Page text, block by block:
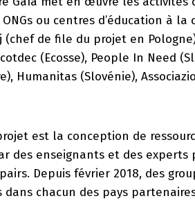
ou centres d’éducation à la
(chef de file du projet en
(Ecosse), People In Need
Humanitas (Slovénie),
est la conception de
des enseignants et des experts
Depuis février 2018, des
chacun des pays